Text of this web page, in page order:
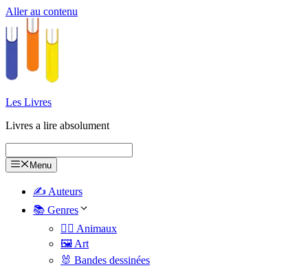
Aller au contenu
Les Livres
Livres a lire absolument
Menu
✍️ Auteurs
📚 Genres
🐕‍🦺 Animaux
🖼️ Art
🐰 Bandes dessinées